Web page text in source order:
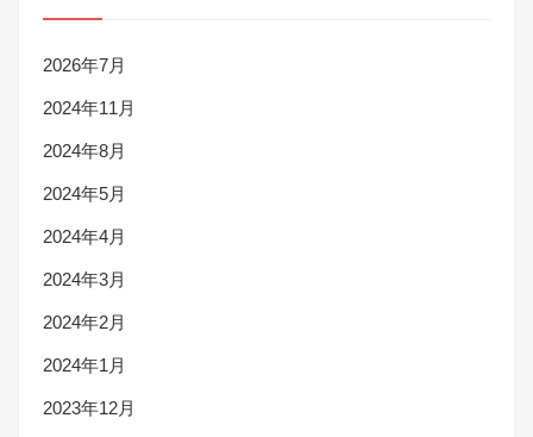
2026年7月
2024年11月
2024年8月
2024年5月
2024年4月
2024年3月
2024年2月
2024年1月
2023年12月